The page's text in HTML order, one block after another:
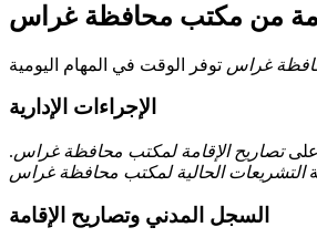
من مكتب محافظة غراس
غراس
الإجراءات الإدارية
علىتصاريح الإقامة لمكتب محافظة غراس.
التشريعات الحالية لمكتب محافظة غراس
السجل المدني وتصاريح الإقامة